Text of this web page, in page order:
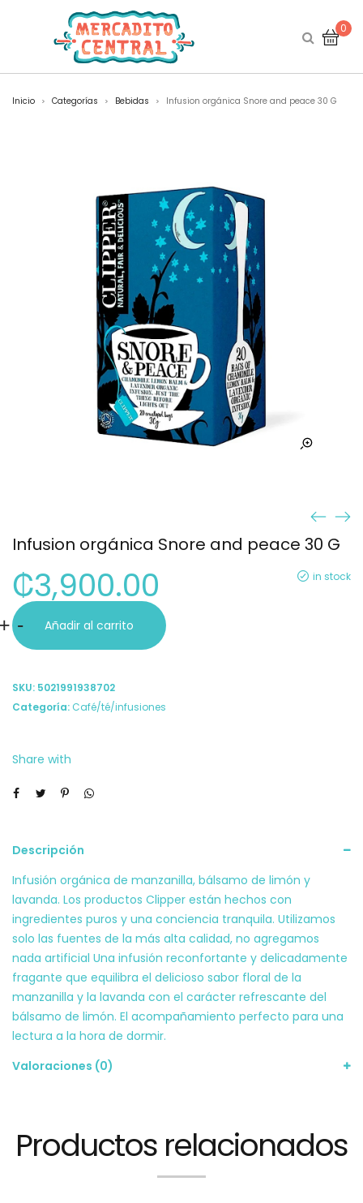
0
Inicio > Categorías > Bebidas > Infusion orgánica Snore and peace 30 G
Infusion orgánica Snore and peace 30 G
in stock
₡3,900.00
-
Infusion
orgánica
and
30
Añadir al carrito
SKU: 5021991938702
Categoría: Café/té/infusiones
Share with
Descripción
Infusión orgánica de manzanilla, bálsamo de limón y
lavanda. Los productos Clipper están hechos con
ingredientes puros y una conciencia tranquila. Utilizamos
solo las fuentes de la más alta calidad, no agregamos
nada artificial Una infusión reconfortante y delicadamente
fragante que equilibra el delicioso sabor floral de la
manzanilla y la lavanda con el carácter refrescante del
bálsamo de limón. El acompañamiento perfecto para una
lectura a la hora de dormir.
Valoraciones (0)
Productos relacionados